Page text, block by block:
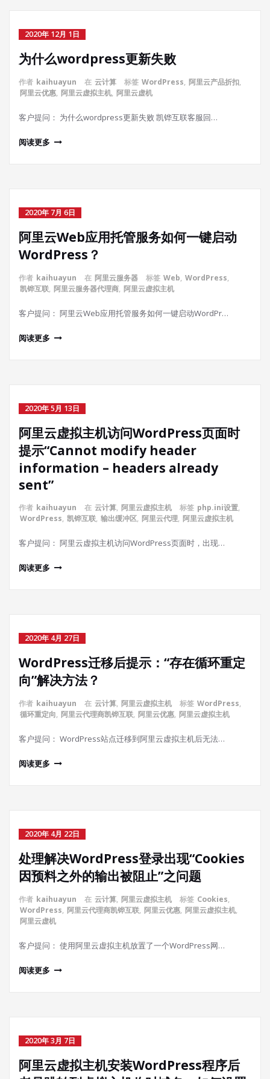
2020年 12月 1日
为什么wordpress更新失败
作者 kaihuayun 在 云计算 标签 WordPress, 阿里云产品折扣,
阿里云优惠, 阿里云虚拟主机, 阿里云虚机
客户提问： 为什么wordpress更新失败 凯铧互联客服回…
阅读更多
2020年 7月 6日
阿里云Web应用托管服务如何一键启动
WordPress？
作者 kaihuayun 在 阿里云服务器 标签 Web, WordPress,
凯铧互联, 阿里云服务器代理商, 阿里云虚拟主机
客户提问： 阿里云Web应用托管服务如何一键启动WordPr…
阅读更多
2020年 5月 13日
阿里云虚拟主机访问WordPress页面时
提示“Cannot modify header
information – headers already
sent”
作者 kaihuayun 在 云计算, 阿里云虚拟主机 标签 php.ini设置,
WordPress, 凯铧互联, 输出缓冲区, 阿里云代理, 阿里云虚拟主机
客户提问： 阿里云虚拟主机访问WordPress页面时，出现…
阅读更多
2020年 4月 27日
WordPress迁移后提示：“存在循环重定
向”解决方法？
作者 kaihuayun 在 云计算, 阿里云虚拟主机 标签 WordPress,
循环重定向, 阿里云代理商凯铧互联, 阿里云优惠, 阿里云虚拟主机
客户提问： WordPress站点迁移到阿里云虚拟主机后无法…
阅读更多
2020年 4月 22日
处理解决WordPress登录出现“Cookies
因预料之外的输出被阻止”之问题
作者 kaihuayun 在 云计算, 阿里云虚拟主机 标签 Cookies,
WordPress, 阿里云代理商凯铧互联, 阿里云优惠, 阿里云虚拟主机,
阿里云虚机
客户提问： 使用阿里云虚拟主机放置了一个WordPress网…
阅读更多
2020年 3月 7日
阿里云虚拟主机安装WordPress程序后